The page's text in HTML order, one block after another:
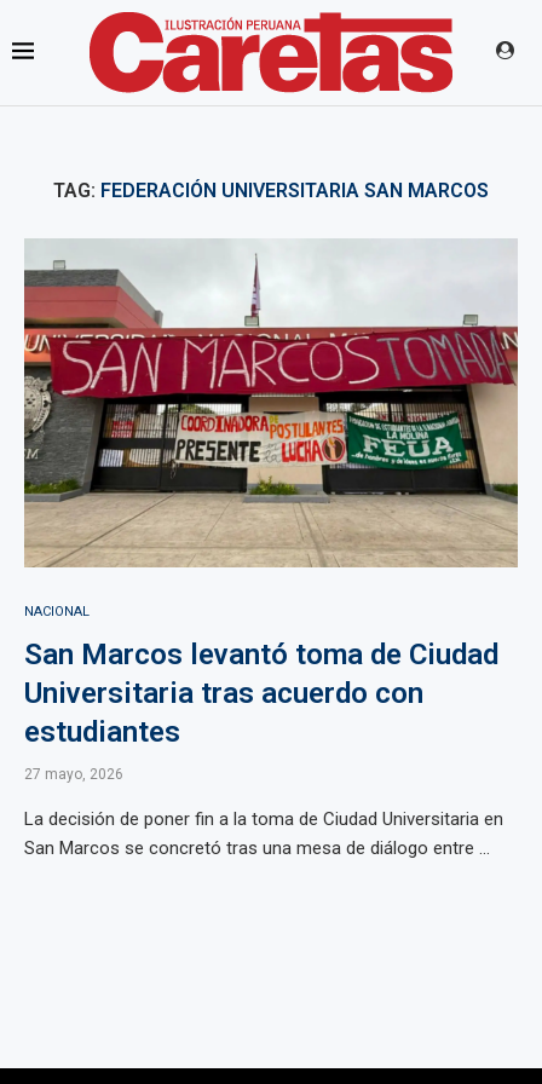
TAG: FEDERACIÓN UNIVERSITARIA SAN MARCOS
NACIONAL
San Marcos levantó toma de Ciudad
Universitaria tras acuerdo con
estudiantes
27 mayo, 2026
La decisión de poner fin a la toma de Ciudad Universitaria en
San Marcos se concretó tras una mesa de diálogo entre ...